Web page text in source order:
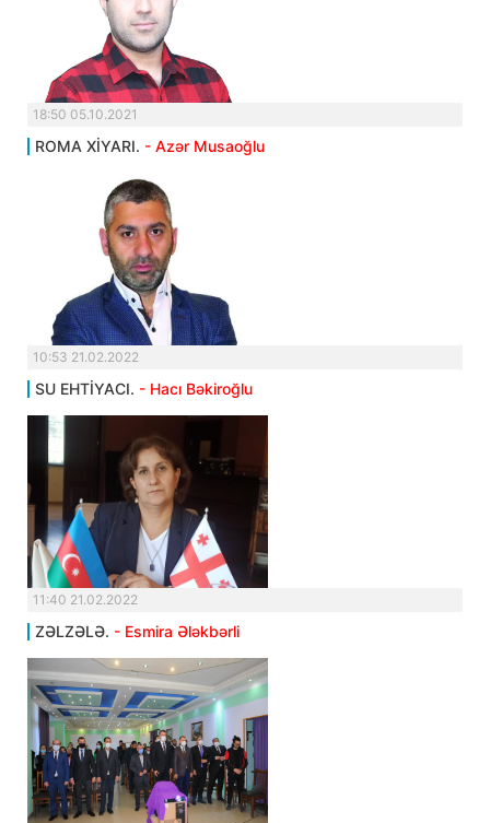
18:50 05.10.2021
ROMA XİYARI. - Azər Musaoğlu
10:53 21.02.2022
SU EHTİYACI. - Hacı Bəkiroğlu
11:40 21.02.2022
ZƏLZƏLƏ. - Esmira Ələkbərli